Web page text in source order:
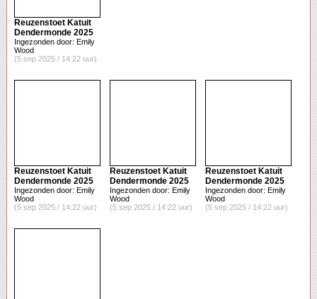
Reuzenstoet Katuit
Dendermonde 2025
Ingezonden door: Emily
Wood
(5 sep 2025 / 14:22 uur)
Reuzenstoet Katuit
Dendermonde 2025
Ingezonden door: Emily
Wood
(5 sep 2025 / 14:22 uur)
Reuzenstoet Katuit
Dendermonde 2025
Ingezonden door: Emily
Wood
(5 sep 2025 / 14:22 uur)
Reuzenstoet Katuit
Dendermonde 2025
Ingezonden door: Emily
Wood
(5 sep 2025 / 14:22 uur)